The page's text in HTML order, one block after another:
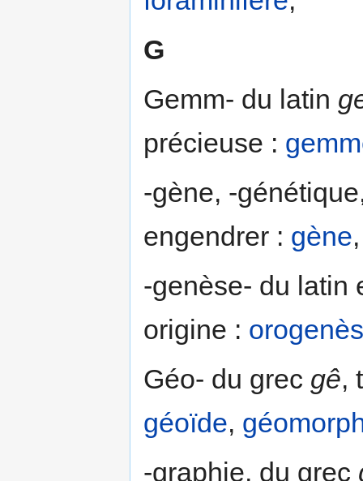
G
Gemm- du latin
précieuse :
-gène, -
engendrer : gène
-genèse- du latin
origine :
Géo- du grec gê,
géoïde,
-graphie, du grec